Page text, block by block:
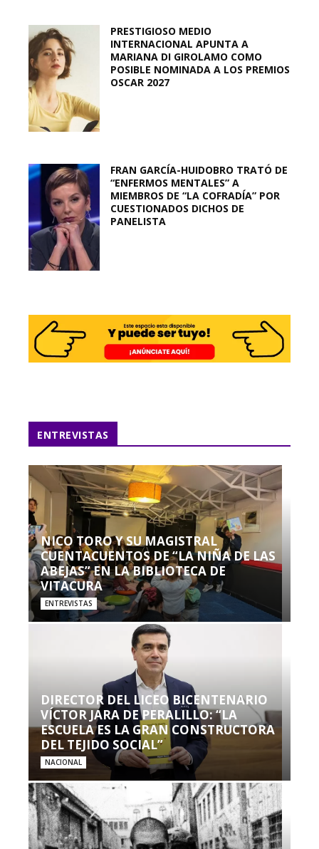
PRESTIGIOSO MEDIO
INTERNACIONAL APUNTA A
MARIANA DI GIROLAMO COMO
POSIBLE NOMINADA A LOS PREMIOS
OSCAR 2027
FRAN GARCÍA-HUIDOBRO TRATÓ DE
“ENFERMOS MENTALES” A
MIEMBROS DE “LA COFRADÍA” POR
CUESTIONADOS DICHOS DE
PANELISTA
ENTREVISTAS
NICO TORO Y SU MAGISTRAL
CUENTACUENTOS DE “LA NIÑA DE LAS
ABEJAS” EN LA BIBLIOTECA DE
VITACURA
ENTREVISTAS
DIRECTOR DEL LICEO BICENTENARIO
VÍCTOR JARA DE PERALILLO: “LA
ESCUELA ES LA GRAN CONSTRUCTORA
DEL TEJIDO SOCIAL”
NACIONAL